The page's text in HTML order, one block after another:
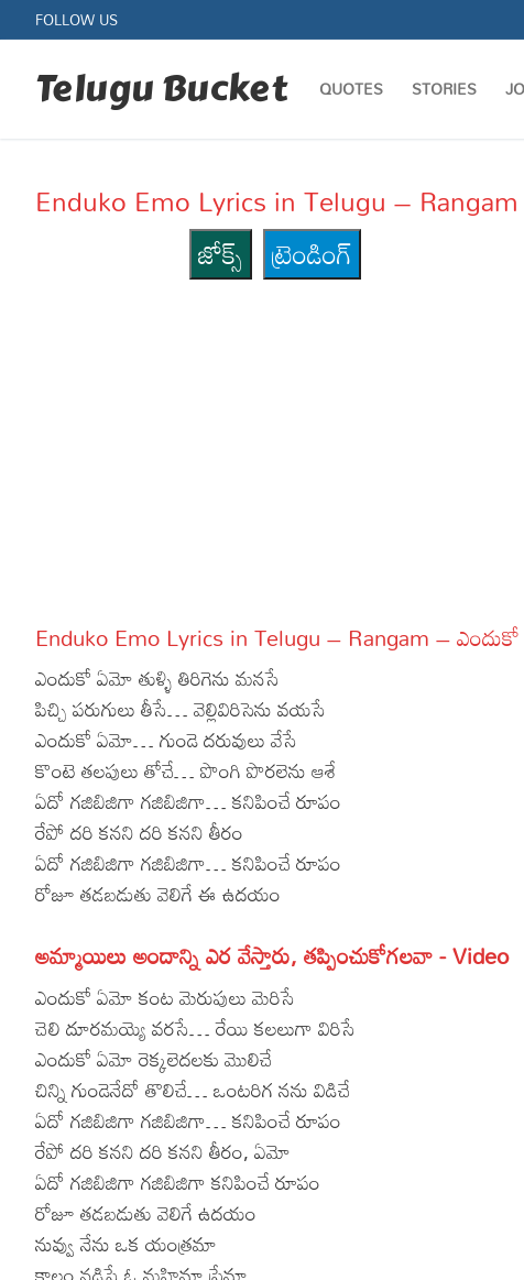
to
content
FOLLOW US
Telugu Bucket QUOTES STORIES
Poetry
Enduko Emo Lyrics in Telugu –
జోక్స్
ట్రెండింగ్
Enduko Emo Lyrics in Telugu – Rangam –
ఎందుకో ఏమో తుళ్ళి తిరిగెను మనసే
పిచ్చి పరుగులు తీసే… వెల్లివిరిసెను వయసే
ఎందుకో ఏమో… గుండె దరువులు వేసే
కొంటె తలపులు తోచే… పొంగి పొరలెను ఆశే
ఏదో గజిబిజిగా గజిబిజిగా… కనిపించే రూపం
రేపో దరి కనని దరి కనని తీరం
ఏదో గజిబిజిగా గజిబిజిగా… కనిపించే రూపం
రోజూ తడబడుతు వెలిగే ఈ ఉదయం
అమ్మాయిలు అందాన్ని ఎర వేస్తారు, తప్పించుకోగలవా - Video
ఎందుకో ఏమో కంట మెరుపులు మెరిసే
చెలి దూరమయ్యె వరసే… రేయి కలలుగా విరిసే
ఎందుకో ఏమో రెక్కలెదలకు మొలిచే
చిన్ని గుండెనేదో తొలిచే… ఒంటరిగ నను విడిచే
ఏదో గజిబిజిగా గజిబిజిగా… కనిపించే రూపం
రేపో దరి కనని దరి కనని తీరం, ఏమో
ఏదో గజిబిజిగా గజిబిజిగా కనిపించే రూపం
రోజూ తడబడుతు వెలిగే ఉదయం
నువ్వు నేను ఒక యంత్రమా